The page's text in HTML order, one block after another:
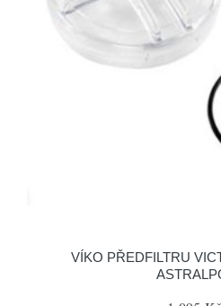
VÍKO PŘEDFILTRU